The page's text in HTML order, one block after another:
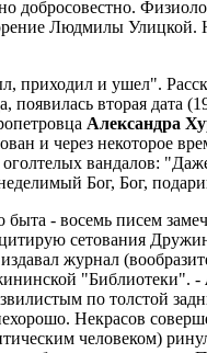
Людмилы
приходил и ушел".
вторая дата
Александра
и через некоторое
вандалов:
Бог, Бог,
- восемь писем
сетования
журнал
"Библиотеки". -
по толстой
Некрасов
человеком)